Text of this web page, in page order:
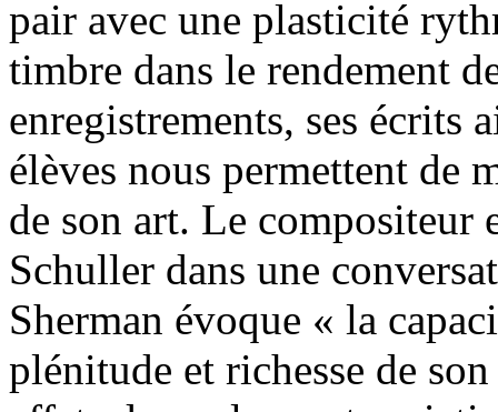
pair avec une plasticité
timbre dans le rendement
enregistrements, ses écrits
élèves nous permettent de
de son art. Le compositeur
Schuller dans une
Sherman évoque « la
plénitude et richesse de